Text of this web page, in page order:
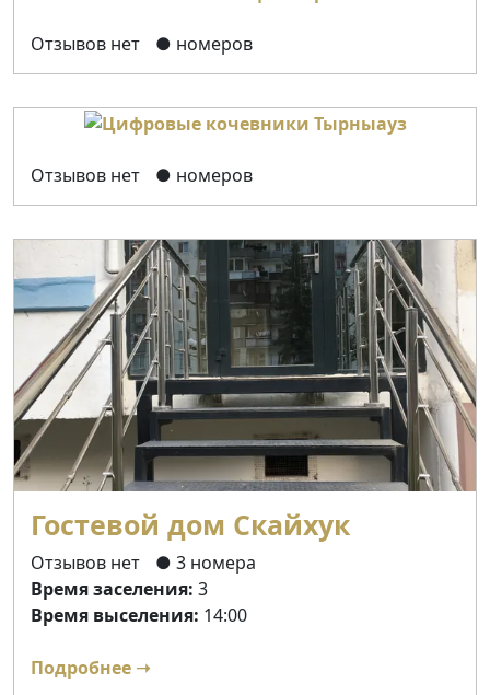
Отзывов нет ● номеров
Отзывов нет ● номеров
Гостевой дом Скайхук
Отзывов нет
● 3 номера
Время заселения: 3
Время выселения: 14:00
Подробнее ➝